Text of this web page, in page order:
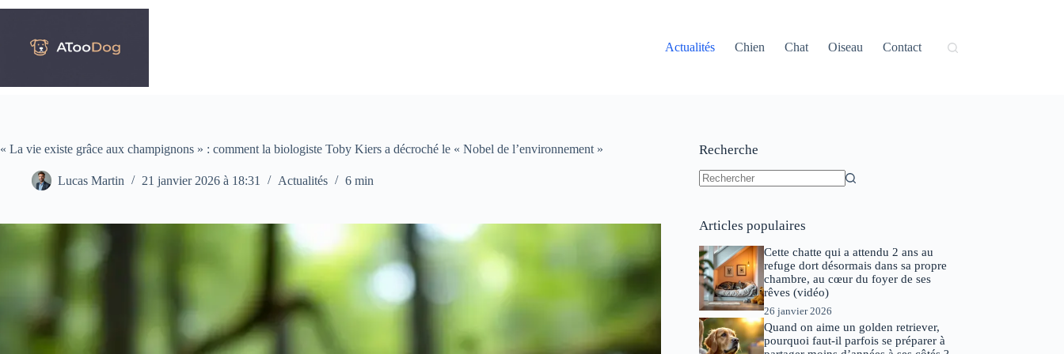
Passer
Actualités
Chien Chat Oiseau Contact
« La vie existe grâce aux champignons » : comment la biologiste Toby Kiers a décroché le « Nobel de l’environnement »
Lucas Martin 21 janvier 2026 à 18:31 Actualités 6 min
Recherche
Articles populaires
Cette chatte qui a attendu 2 ans au
refuge dort désormais dans sa propre
chambre, au cœur du foyer de ses
rêves (vidéo)
26 janvier 2026
Quand on aime un golden retriever,
pourquoi faut-il parfois se préparer à